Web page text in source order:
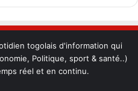
togolais d'information qui
Politique, sport & santé..)
réel et en continu.